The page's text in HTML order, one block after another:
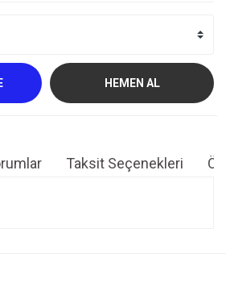
HEMEN AL
Taksit Seçenekleri